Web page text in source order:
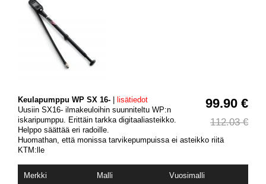
99.90 €
112.03 €
Keulapumppu WP SX 16-
lisätiedot
Uusiin SX16- ilmakeuloihin suunniteltu WP:n
iskaripumppu. Erittäin tarkka digitaaliasteikko.
Helppo säättää eri radoille.
Huomathan, että monissa tarvikepumpuissa ei asteikko riitä
KTM:lle
Merkki Malli
Vuosimalli